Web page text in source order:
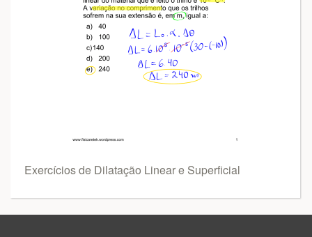
Exercícios de Dilatação Linear e Superficial